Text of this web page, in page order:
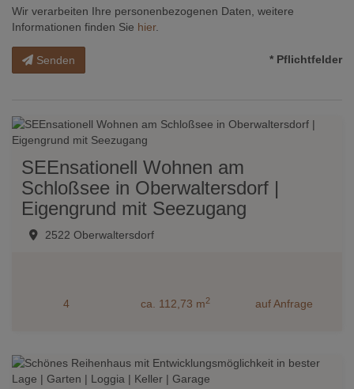
Wir verarbeiten Ihre personenbezogenen Daten, weitere
Informationen finden Sie hier.
Senden * Pflichtfelder
SEEnsationell Wohnen am
Schloßsee in Oberwaltersdorf |
Eigengrund mit Seezugang
2522 Oberwaltersdorf
4 ca. 112,73 m2 auf Anfrage